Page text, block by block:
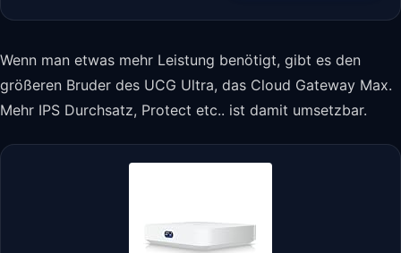
Wenn man etwas mehr Leistung benötigt, gibt es den
größeren Bruder des UCG Ultra, das Cloud Gateway Max.
Mehr IPS Durchsatz, Protect etc.. ist damit umsetzbar.